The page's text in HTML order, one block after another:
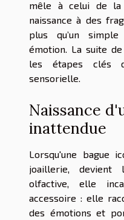
mêle à celui de la
naissance à des
plus qu’un
émotion. La suite
les étapes clés
sensorielle.
Naissance
inattendue
Lorsqu'une bague
joaillerie, devient
olfactive, elle
accessoire : elle
des émotions et